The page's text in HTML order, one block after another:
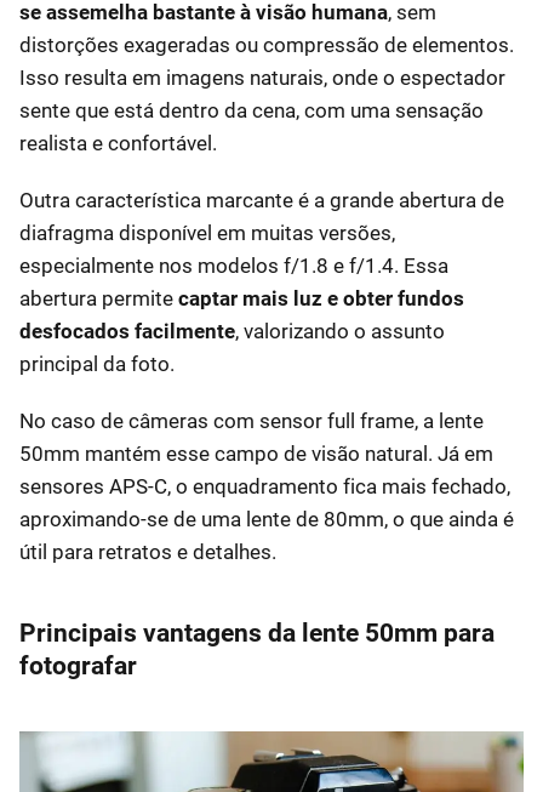
se assemelha bastante à visão humana, sem
distorções exageradas ou compressão de elementos.
Isso resulta em imagens naturais, onde o espectador
sente que está dentro da cena, com uma sensação
realista e confortável.
Outra característica marcante é a grande abertura de
diafragma disponível em muitas versões,
especialmente nos modelos f/1.8 e f/1.4. Essa
abertura permite captar mais luz e obter fundos
desfocados facilmente, valorizando o assunto
principal da foto.
No caso de câmeras com sensor full frame, a lente
50mm mantém esse campo de visão natural. Já em
sensores APS-C, o enquadramento fica mais fechado,
aproximando-se de uma lente de 80mm, o que ainda é
útil para retratos e detalhes.
Principais vantagens da lente 50mm para
fotografar